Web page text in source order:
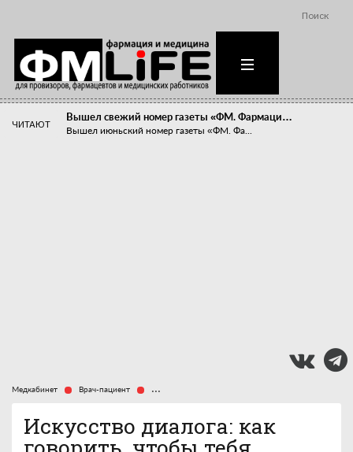
Поиск
ЧИТАЮТ
Вышел свежий номер газеты «ФМ. Фармаци…
Вышел июньский номер газеты «ФМ. Фа...
Медкабинет Врач-пациент Искусство диалога: как говорить, чтобы тебя
Искусство диалога: как